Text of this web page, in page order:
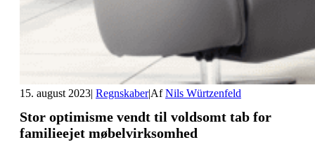
15. august 2023| Regnskaber|AfNils Würtzenfeld
Stor optimisme vendt til voldsomt tab for
familieejet møbelvirksomhed